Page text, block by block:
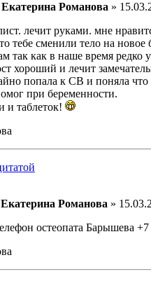
Екатерина Романова »
лечит руками. мне
тебе сменили тело на
так как в наше время редко
хороший и лечит
попала к СВ и поняла
при беременности.
и таблеток!
Екатерина Романова »
остеопата Барышева